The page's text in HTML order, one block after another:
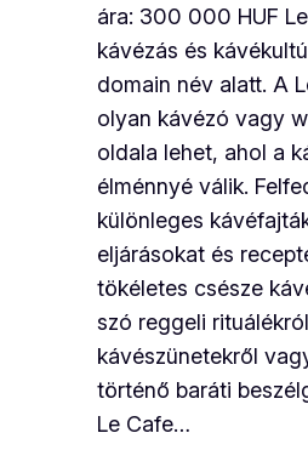
ára: 300 000 HUF
kávézás és
domain név alatt. A
olyan kávézó vagy
oldala lehet, ahol a
élménnyé válik.
különleges
eljárásokat és
tökéletes csésze
szó reggeli
kávészünetekről
történő baráti
Le Cafe…